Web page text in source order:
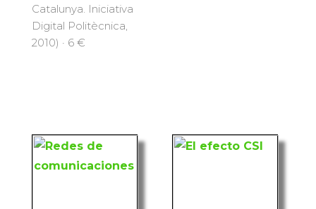
Catalunya. Iniciativa
Digital Politècnica,
2010) · 6 €